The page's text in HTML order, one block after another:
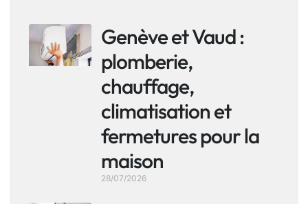
Genève et Vaud :
plomberie,
chauffage,
climatisation et
fermetures pour la
maison
28/07/2026